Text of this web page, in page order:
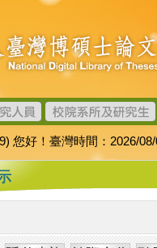
您好！臺灣時間：2026/